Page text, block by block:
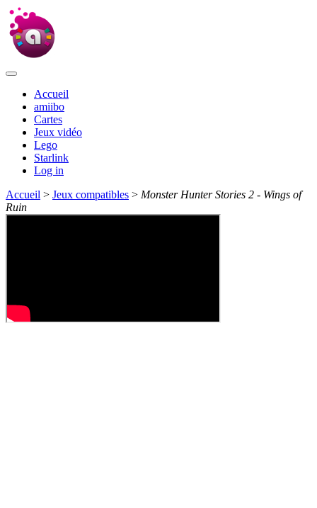
Accueil
amiibo
Cartes
Jeux vidéo
Lego
Starlink
Log in
Accueil > Jeux compatibles > Monster Hunter Stories 2 - Wings of
Ruin